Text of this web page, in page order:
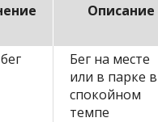
Описание
Бег на месте
или в парке в
спокойном
темпе